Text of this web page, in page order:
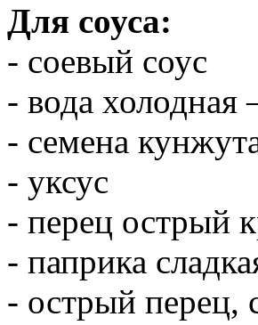
Для соуса:
- соевый соус
- вода холодная
- семена
- уксус
- перец острый
- паприка
- острый перец,